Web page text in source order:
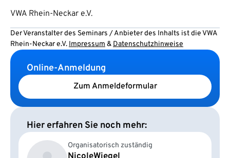
VWA Rhein-Neckar e.V.
Der Veranstalter des Seminars / Anbieter des Inhalts ist die VWA
Rhein-Neckar e.V. Impressum & Datenschutzhinweise
Online-Anmeldung
Zum Anmeldeformular
Hier erfahren Sie noch mehr:
Organisatorisch zuständig